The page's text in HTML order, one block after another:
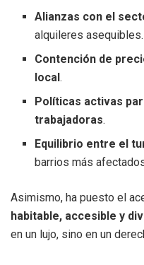
Alianzas con el
alquileres asequibles.
Contención de
local.
Políticas activas
trabajadoras.
Equilibrio entre el
barrios más
Asimismo, ha puesto el
habitable, accesible y
en un lujo, sino en un